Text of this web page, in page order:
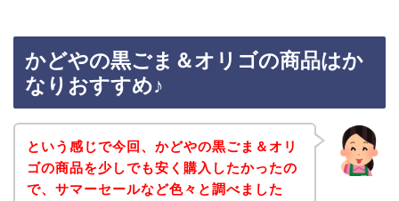
かどやの黒ごま＆オリゴの商品はか
なりおすすめ♪
という感じで今回、かどやの黒ごま＆オリ
ゴの商品を少しでも安く購入したかったの
で、サマーセールなど色々と調べました